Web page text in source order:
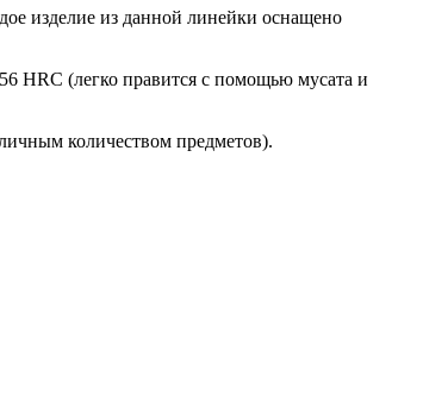
изделие из данной линейки оснащено
HRC (легко правится с помощью мусата и
количеством предметов).